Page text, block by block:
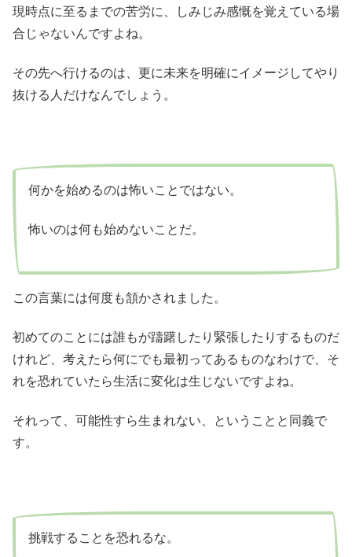
現時点に至るまでの苦労に、しみじみ感慨を覚えている場
合じゃないんですよね。
その先へ行けるのは、更に未来を明確にイメージしてやり
抜ける人だけなんでしょう。
何かを始めるのは怖いことではない。
怖いのは何も始めないことだ。
この言葉には何度も頷かされました。
初めてのことには誰もが躊躇したり緊張したりするものだ
けれど、考えたら何にでも最初ってあるものなわけで、そ
れを恐れていたら生活に変化は生じないですよね。
それって、可能性すら生まれない、ということと同義で
す。
挑戦することを恐れるな。